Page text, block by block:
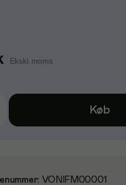
Ekskl. moms
Køb
: VONIFM00001